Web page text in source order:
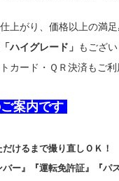
上がり、価格以上の満
「ハイグレード」 もござ
カード・ＱＲ決済もご
案内です
けるまで撮り直しＯＫ！
ー』『運転免許証』『パ